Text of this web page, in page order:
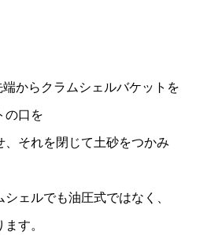
からクラムシェルバケットを
の口を
それを閉じて土砂をつかみ
ェルでも油圧式ではなく、
す。